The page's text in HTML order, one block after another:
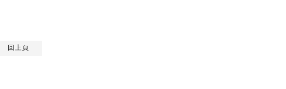
回上頁